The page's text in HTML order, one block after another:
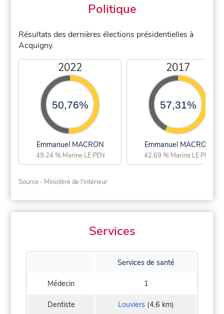
Politique
Résultats des dernières élections présidentielles à
Acquigny.
2022
50,76%
Emmanuel MACRON
49,24 % Marine LE PEN
2017
57,31%
Emmanuel MACRON
42,69 % Marine LE PEN
Source - Ministère de l'intérieur
Services
Services de santé
Médecin 1
Dentiste Louviers (4,6 km)